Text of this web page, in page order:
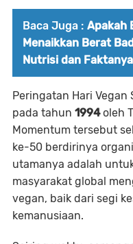
Baca Juga : Apakah
Menaikkan Berat
Nutrisi dan Faktanya
Peringatan Hari
pada tahun 1994oleh
Momentum tersebut
ke-50 berdirinya
utamanya adalah
masyarakat global
vegan, baik dari segi
kemanusiaan.